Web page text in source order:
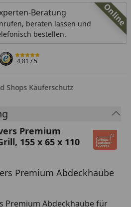
Online
Beratung
beraten lassen und
bestellen.
4,81/ 5
Shops Käuferschutz
Premium
155 x 65 x 110
Premium Abdeckhaube
Premium Abdeckhaube für